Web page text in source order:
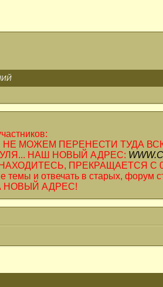
НЕ МОЖЕМ ПЕРЕНЕСТИ ТУДА
НАШ НОВЫЙ АДРЕС:
ПРЕКРАЩАЕТСЯ С
темы и отвечать в старых,
НОВЫЙ АДРЕС!